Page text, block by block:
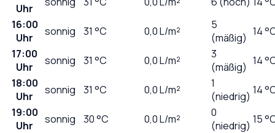
Uhr
16:00
Uhr
sonnig 31 °C 0,0L/m²
5
(mäßig) 14
17:00
Uhr
sonnig 31 °C 0,0L/m²
3
(mäßig) 14
18:00
Uhr
sonnig 31 °C 0,0L/m²
1
(niedrig) 14
19:00
Uhr
sonnig 30°C 0,0L/m²
0
(niedrig) 15